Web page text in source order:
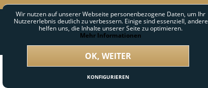
Wir nutzen auf unserer Webseite personenbezogene Daten, um Ihr
Nutzererlebnis deutlich zu verbessern. Einige sind essenziell, andere
helfen uns, die Inhalte unserer Seite zu optimieren.
Mehr Informationen
OK, WEITER
KONFIGURIEREN